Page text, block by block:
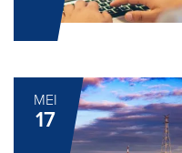
MEI
17